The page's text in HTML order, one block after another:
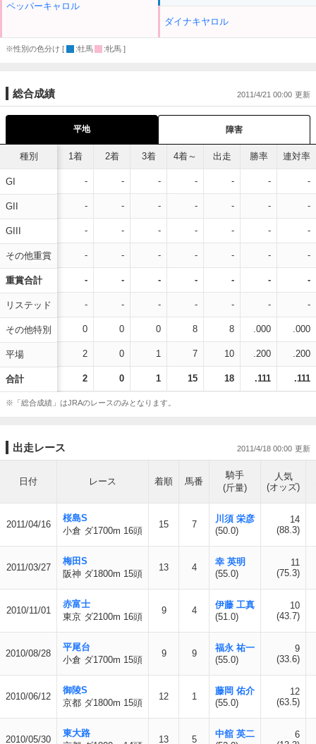
ペッパーキャロル
ダイナキヤロル
※性別の色分け [ :牡馬 :牝馬 ]
総合成績 2011/4/21 00:00
平地 障害
種別
GI
GII
GIII
その他重賞
重賞合計
リステッド
その他特別
平場
合計
1着 2着 3着 4着～ 出走 勝率 連対率
- - - - - - -
- - - - - - -
- - - - - - -
- - - - - - -
- - - - - - -
- - - - - - -
0 0 0 8 8 .000 .000
2 0 1 7 10 .200 .200
2 0 1 15 18 .111 .111
※「総合成績」はJRAのレースのみとなります。
出走レース 2011/4/18 00:00
日付 レース 着順 馬番
騎手
(斤量)
人気
(オッズ)
2011/04/16
桜島S
小倉 ダ1700m 16頭
15 7
川須 栄彦
(50.0)
14
(88.3)
2011/03/27
梅田S
阪神 ダ1800m 15頭
13 4
幸 英明
(55.0)
11
(75.3)
2010/11/01
赤富士
東京 ダ2100m 16頭
9 4
伊藤 工真
(51.0)
10
(43.7)
2010/08/28
平尾台
小倉 ダ1700m 15頭
9 9
福永 祐一
(55.0)
9
(33.6)
2010/06/12
御陵S
京都 ダ1800m 15頭
12 1
藤岡 佑介
(55.0)
12
(63.5)
2010/05/30
東大路
13 5
中舘 英二
6